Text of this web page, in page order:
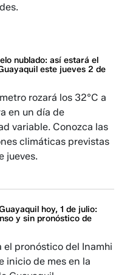
nublado: así estará el
este jueves 2 de
rozará los 32°C a
en un día de
variable. Conozca las
climáticas previstas
jueves.
hoy, 1 de julio:
y sin pronóstico de
el pronóstico del Inamhi
inicio de mes en la